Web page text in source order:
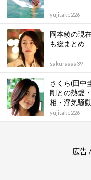
yujitake226
岡本綾の現
も総まとめ
sakuraaaa39
さくら(田中
剛との熱愛
相・浮気騒
yujitake226
広告